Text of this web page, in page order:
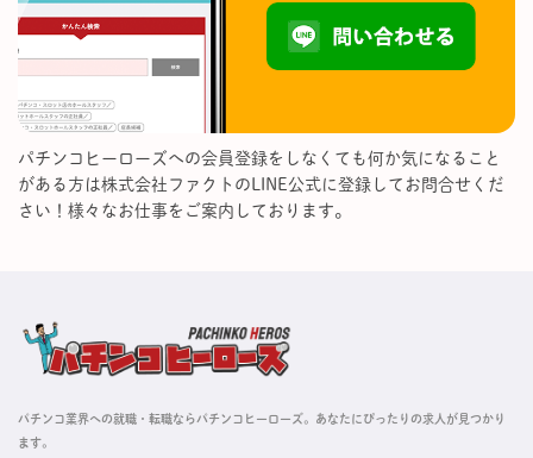
パチンコヒーローズへの会員登録をしなくても何か気になること
がある方は株式会社ファクトのLINE公式に登録してお問合せくだ
さい！様々なお仕事をご案内しております。
パチンコ業界への就職・転職ならパチンコヒーローズ。あなたにぴったりの求人が見つかり
ます。